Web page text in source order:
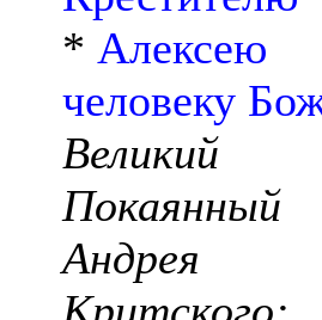
* Алексею
человеку
Великий
Покаянный
Андрея